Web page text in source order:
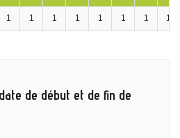
1 1 1 1 1 1 1 1
de début et de fin de